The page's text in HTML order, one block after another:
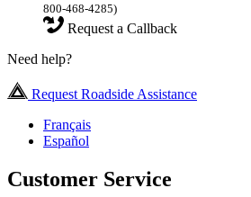
800-468-4285)
Request a Callback
Need help?
Request Roadside Assistance
Français
Español
Customer Service